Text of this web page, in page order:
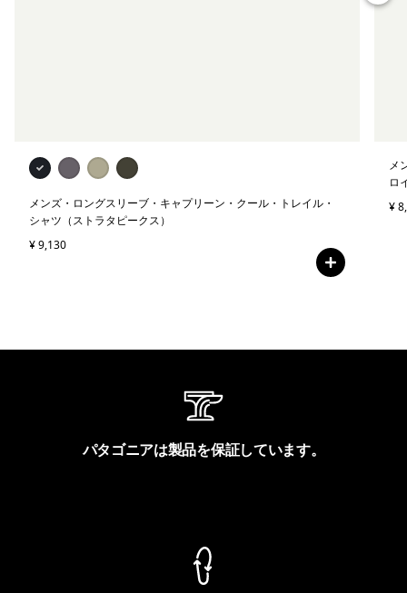
メンズ・ロングスリーブ・キャプリーン・クール・トレイル・
シャツ（ストラタピークス）
¥ 9,130
メ
ロ
¥
パタゴニアは製品を保証しています。